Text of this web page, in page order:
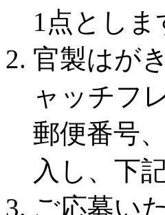
1点としま
官製はが
ャッチフ
郵便番号
入し、下
ご応募い